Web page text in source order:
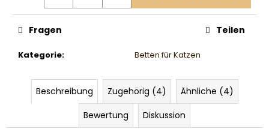
Kategorie: Betten für Katzen
Fragen Teilen
Beschreibung Zugehörig (4)
Ähnliche (4)
Bewertung
Diskussion